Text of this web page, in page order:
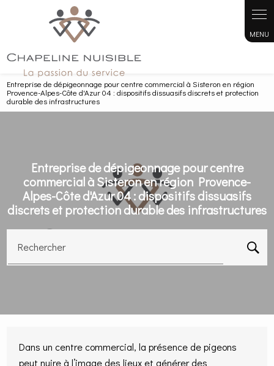
Entreprise de dépigeonnage pour centre commercial à Sisteron en région
Provence-Alpes-Côte d'Azur 04 : dispositifs dissuasifs discrets et protection
durable des infrastructures
Entreprise de dépigeonnage pour centre
commercial à Sisteron en région Provence-
Alpes-Côte d'Azur 04 : dispositifs dissuasifs
discrets et protection durable des infrastructures
Rechercher
Dans un centre commercial, la présence de pigeons
peut nuire à l’image des lieux et générer des
Panneau de gestion des cookies